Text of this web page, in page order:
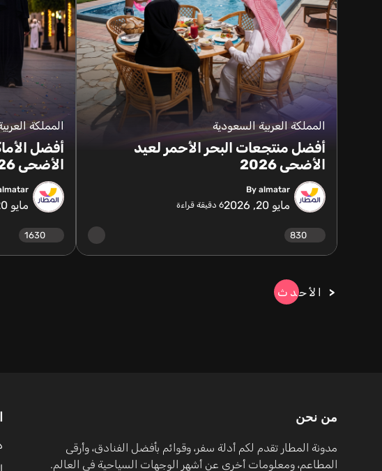
المملكة العربية السعودية
أفضل منتجعات البحر الأحمر لعيد
الأضحى 2026
By almatar
مايو 20, 2026 6 دقيقة قراءة
830
المملكة
أفضل
الأضحى 2026
مايو 20, 2026
1630
الأحدث
من نحن
مدونة المطار تقدم لكم أدلة سفر، وقوائم بأفضل الفنادق، وأرقى
المطاعم، ومعلومات أخرى عن أشهر الوجهات السياحية في العالم.